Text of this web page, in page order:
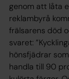
genom att låta
reklambyrå
frälsarens död
svaret:
hönsfjädrar
handla till 90